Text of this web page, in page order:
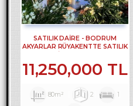
SATILIK DAİRE - BODRUM
AKYARLAR RÜYAKENTTE SATILIK
11,250,000 TL
80m² 2 1